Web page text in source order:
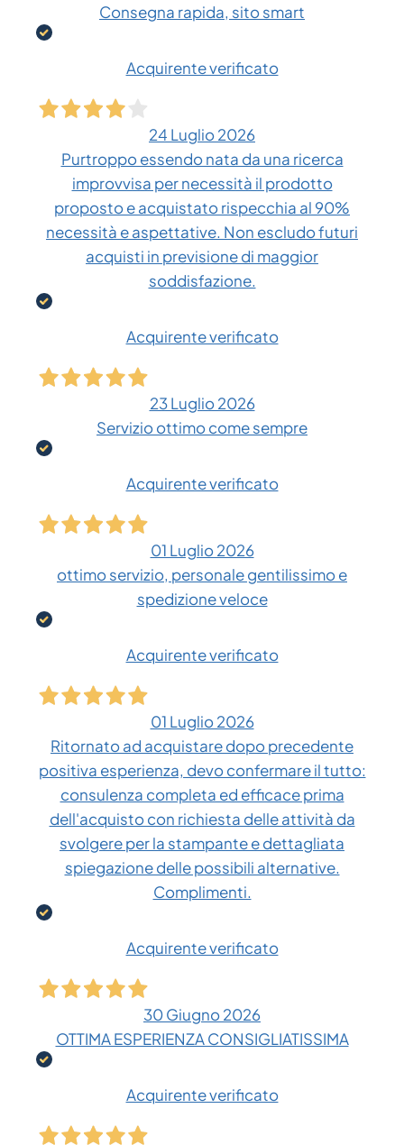
Consegna rapida, sito smart
Acquirente verificato
24 Luglio 2026
Purtroppo essendo nata da una ricerca
improvvisa per necessità il prodotto
proposto e acquistato rispecchia al 90%
necessità e aspettative. Non escludo futuri
acquisti in previsione di maggior
soddisfazione.
Acquirente verificato
23 Luglio 2026
Servizio ottimo come sempre
Acquirente verificato
01 Luglio 2026
ottimo servizio, personale gentilissimo e
spedizione veloce
Acquirente verificato
01 Luglio 2026
Ritornato ad acquistare dopo precedente
positiva esperienza, devo confermare il tutto:
consulenza completa ed efficace prima
dell'acquisto con richiesta delle attività da
svolgere per la stampante e dettagliata
spiegazione delle possibili alternative.
Complimenti.
Acquirente verificato
30 Giugno 2026
OTTIMA ESPERIENZA CONSIGLIATISSIMA
Acquirente verificato